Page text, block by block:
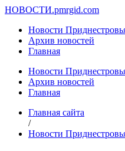
НОВОСТИ.pmrgid.com
Новости
Архив новостей
Главная
Новости
Архив новостей
Главная
Главная сайта
/
Новости